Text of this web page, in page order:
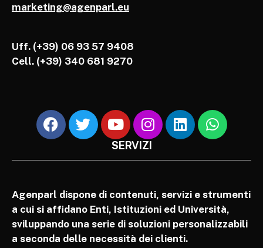
marketing@agenparl.eu
Uff. (+39) 06 93 57 9408
Cell. (+39) 340 681 9270
SERVIZI
Agenparl dispone di contenuti, servizi e strumenti
a cui si affidano Enti, Istituzioni ed Università,
sviluppando una serie di soluzioni personalizzabili
a seconda delle necessità dei clienti.